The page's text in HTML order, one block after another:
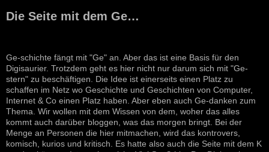
Die Seite mit dem Ge…
Ge-schichte fängt mit "Ge" an. Aber das ist eine Basis für den
Digisaurier. Trotzdem geht es hier nicht nur darum sich mit "Ge-
stern" zu beschäftigen. Die Idee ist einerseits einen Platz zu
schaffen im Netz wo Geschichte und Geschichten von Computer,
Internet & Co einen Platz haben. Aber eben auch Ge-danken zum
Thema. Wir wollen mit dem Wissen von dem, woher das alles
kommt auch darüber bloggen, was das morgen bringt. Bei der
Menge an Personen die hier mitmachen, wird das kontrovers,
komisch, kurios und kritisch. Es hatte also auch die Seite mit dem K